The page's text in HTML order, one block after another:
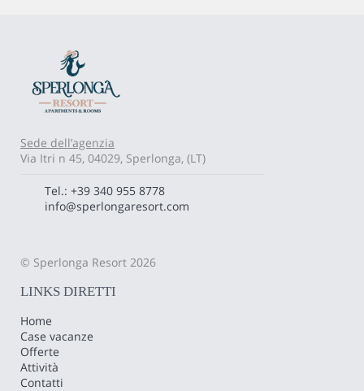
Sede dell’agenzia
Via Itri n 45, 04029, Sperlonga, (LT)
Tel.: +39 340 955 8778
info@sperlongaresort.com
© Sperlonga Resort 2026
LINKS DIRETTI
Home
Case vacanze
Offerte
Attività
Contatti